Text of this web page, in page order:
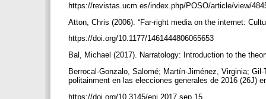
https://revistas.ucm.es/index.php/POSO/article/view/
Atton, Chris (2006). “Far-right media on the internet:
https://doi.org/10.1177/1461444806065653
Bal, Michael (2017). Narratology: Introduction to the
Berrocal-Gonzalo, Salomé; Martín-Jiménez, Virginia;
politainment en las elecciones generales de 2016 (26J)
https://doi.org/10.3145/epi.2017.sep.15